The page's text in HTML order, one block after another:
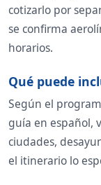
cotizarlo por
se confirma
horarios.
Qué puede
Según el
guía en español,
ciudades,
el itinerario lo